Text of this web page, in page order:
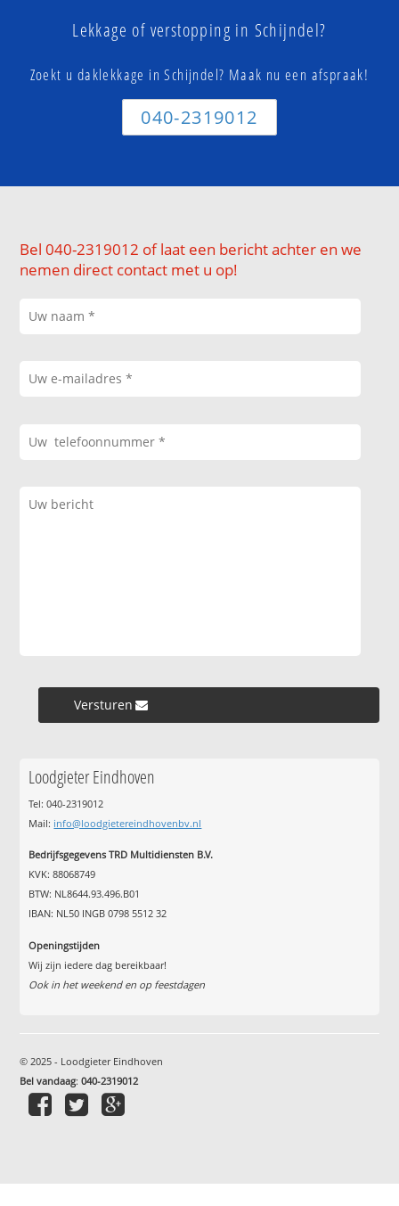
Lekkage of verstopping in Schijndel?
Zoekt u daklekkage in Schijndel? Maak nu een afspraak!
040-2319012
Bel 040-2319012 of laat een bericht achter en we
nemen direct contact met u op!
Versturen »
Loodgieter Eindhoven
Tel: 040-2319012
Mail: info@loodgietereindhovenbv.nl
Bedrijfsgegevens TRD Multidiensten B.V.
KVK: 88068749
BTW: NL8644.93.496.B01
IBAN: NL50 INGB 0798 5512 32
Openingstijden
Wij zijn iedere dag bereikbaar!
Ook in het weekend en op feestdagen
© 2025 - Loodgieter Eindhoven
Bel vandaag:040-2319012